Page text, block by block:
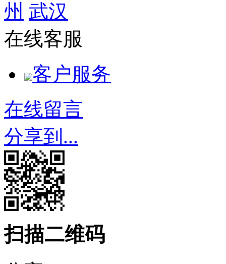
州 武汉
在线客服
客户服务
在线留言
分享到...
扫描二维码